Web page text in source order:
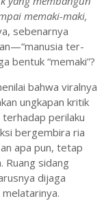
memaki-maki,
sebenarnya
ter-
bentuk “memaki”?
bahwa viralnya
ungkapan kritik
perilaku
bergembira ria
apa pun, tetap
Ruang sidang
dijaga